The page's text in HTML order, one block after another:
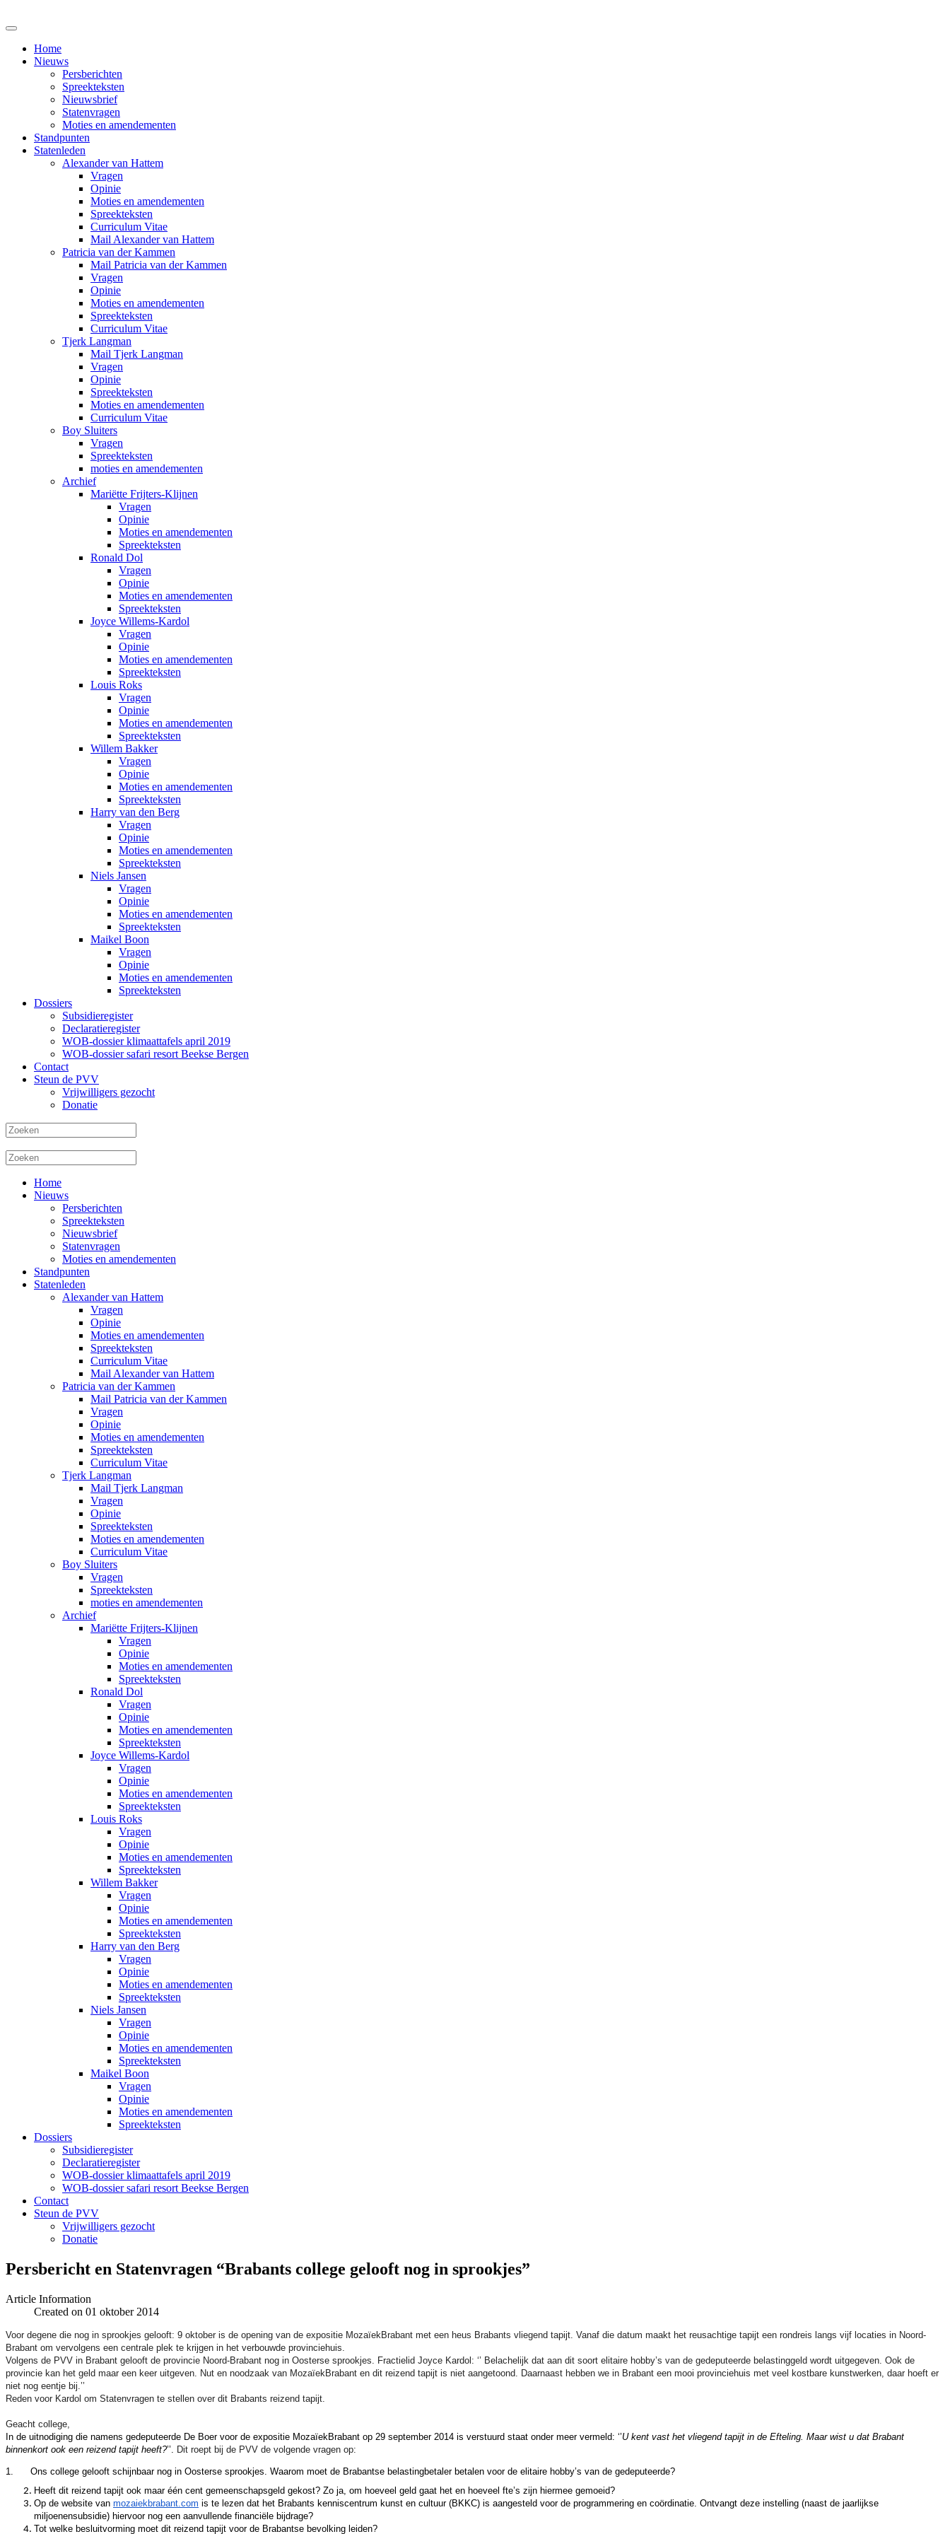
Home
Nieuws
Persberichten
Spreekteksten
Nieuwsbrief
Statenvragen
Moties en amendementen
Standpunten
Statenleden
Alexander van Hattem
Vragen
Opinie
Moties en amendementen
Spreekteksten
Curriculum Vitae
Mail Alexander van Hattem
Patricia van der Kammen
Mail Patricia van der Kammen
Vragen
Opinie
Moties en amendementen
Spreekteksten
Curriculum Vitae
Tjerk Langman
Mail Tjerk Langman
Vragen
Opinie
Spreekteksten
Moties en amendementen
Curriculum Vitae
Boy Sluiters
Vragen
Spreekteksten
moties en amendementen
Archief
Mariëtte Frijters-Klijnen
Vragen
Opinie
Moties en amendementen
Spreekteksten
Ronald Dol
Vragen
Opinie
Moties en amendementen
Spreekteksten
Joyce Willems-Kardol
Vragen
Opinie
Moties en amendementen
Spreekteksten
Louis Roks
Vragen
Opinie
Moties en amendementen
Spreekteksten
Willem Bakker
Vragen
Opinie
Moties en amendementen
Spreekteksten
Harry van den Berg
Vragen
Opinie
Moties en amendementen
Spreekteksten
Niels Jansen
Vragen
Opinie
Moties en amendementen
Spreekteksten
Maikel Boon
Vragen
Opinie
Moties en amendementen
Spreekteksten
Dossiers
Subsidieregister
Declaratieregister
WOB-dossier klimaattafels april 2019
WOB-dossier safari resort Beekse Bergen
Contact
Steun de PVV
Vrijwilligers gezocht
Donatie
Home
Nieuws
Persberichten
Spreekteksten
Nieuwsbrief
Statenvragen
Moties en amendementen
Standpunten
Statenleden
Alexander van Hattem
Vragen
Opinie
Moties en amendementen
Spreekteksten
Curriculum Vitae
Mail Alexander van Hattem
Patricia van der Kammen
Mail Patricia van der Kammen
Vragen
Opinie
Moties en amendementen
Spreekteksten
Curriculum Vitae
Tjerk Langman
Mail Tjerk Langman
Vragen
Opinie
Spreekteksten
Moties en amendementen
Curriculum Vitae
Boy Sluiters
Vragen
Spreekteksten
moties en amendementen
Archief
Mariëtte Frijters-Klijnen
Vragen
Opinie
Moties en amendementen
Spreekteksten
Ronald Dol
Vragen
Opinie
Moties en amendementen
Spreekteksten
Joyce Willems-Kardol
Vragen
Opinie
Moties en amendementen
Spreekteksten
Louis Roks
Vragen
Opinie
Moties en amendementen
Spreekteksten
Willem Bakker
Vragen
Opinie
Moties en amendementen
Spreekteksten
Harry van den Berg
Vragen
Opinie
Moties en amendementen
Spreekteksten
Niels Jansen
Vragen
Opinie
Moties en amendementen
Spreekteksten
Maikel Boon
Vragen
Opinie
Moties en amendementen
Spreekteksten
Dossiers
Subsidieregister
Declaratieregister
WOB-dossier klimaattafels april 2019
WOB-dossier safari resort Beekse Bergen
Contact
Steun de PVV
Vrijwilligers gezocht
Donatie
Persbericht en Statenvragen “Brabants college gelooft nog in sprookjes”
Article Information
Created on 01 oktober 2014
Voor degene die nog in sprookjes gelooft: 9 oktober is de opening van de expositie MozaïekBrabant met een heus Brabants vliegend tapijt. Vanaf die datum maakt het reusachtige tapijt een rondreis langs vijf locaties in Noord-
Brabant om vervolgens een centrale plek te krijgen in het verbouwde provinciehuis.
Volgens de PVV in Brabant gelooft de provincie Noord-Brabant nog in Oosterse sprookjes. Fractielid Joyce Kardol: ‘’ Belachelijk dat aan dit soort elitaire hobby’s van de gedeputeerde belastinggeld wordt uitgegeven. Ook de
provincie kan het geld maar een keer uitgeven. Nut en noodzaak van MozaïekBrabant en dit reizend tapijt is niet aangetoond. Daarnaast hebben we in Brabant een mooi provinciehuis met veel kostbare kunstwerken, daar hoeft er
niet nog eentje bij.’’
Reden voor Kardol om Statenvragen te stellen over dit Brabants reizend tapijt.
Geacht college,
In de uitnodiging die namens gedeputeerde De Boer voor de expositie MozaïekBrabant op 29 september 2014 is verstuurd staat onder meer vermeld: ‘’U kent vast het vliegend tapijt in de Efteling. Maar wist u dat Brabant
binnenkort ook een reizend tapijt heeft?’’. Dit roept bij de PVV de volgende vragen op:
1. Ons college gelooft schijnbaar nog in Oosterse sprookjes. Waarom moet de Brabantse belastingbetaler betalen voor de elitaire hobby’s van de gedeputeerde?
Heeft dit reizend tapijt ook maar één cent gemeenschapsgeld gekost? Zo ja, om hoeveel geld gaat het en hoeveel fte’s zijn hiermee gemoeid?
Op de website van mozaiekbrabant.com is te lezen dat het Brabants kenniscentrum kunst en cultuur (BKKC) is aangesteld voor de programmering en coördinatie. Ontvangt deze instelling (naast de jaarlijkse
miljoenensubsidie) hiervoor nog een aanvullende financiële bijdrage?
Tot welke besluitvorming moet dit reizend tapijt voor de Brabantse bevolking leiden?